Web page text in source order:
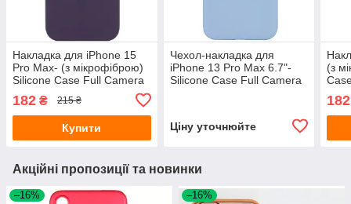
Накладка для iPhone 15
Pro Max- (з мікрофіброю)
Silicone Case Full Camera
182 ₴ 215 ₴
Купити
Чехол-накладка для
iPhone 13 Pro Max 6.7"-
Silicone Case Full Camera
Ціну уточнюйте
(з
182
Акційні пропозиції та новинки
–16% –16%